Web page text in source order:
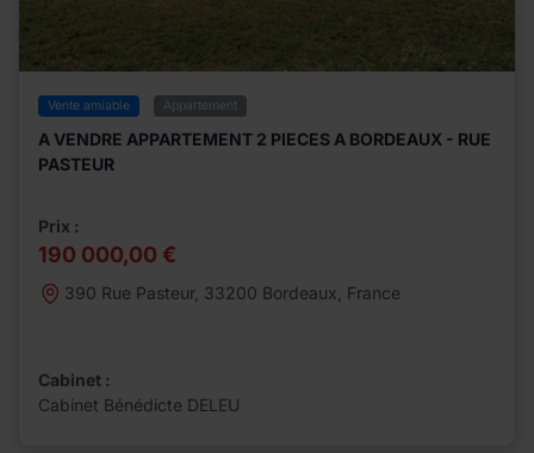
Vente amiable Appartement
A VENDRE APPARTEMENT 2 PIECES A BORDEAUX - RUE
PASTEUR
Prix :
190 000,00 €
390 Rue Pasteur, 33200 Bordeaux, France
Cabinet :
Cabinet Bénédicte DELEU